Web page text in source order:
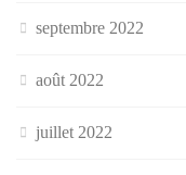
septembre 2022
août 2022
juillet 2022